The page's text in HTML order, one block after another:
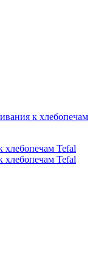
хлебопечам Tefal
хлебопечам Tefal